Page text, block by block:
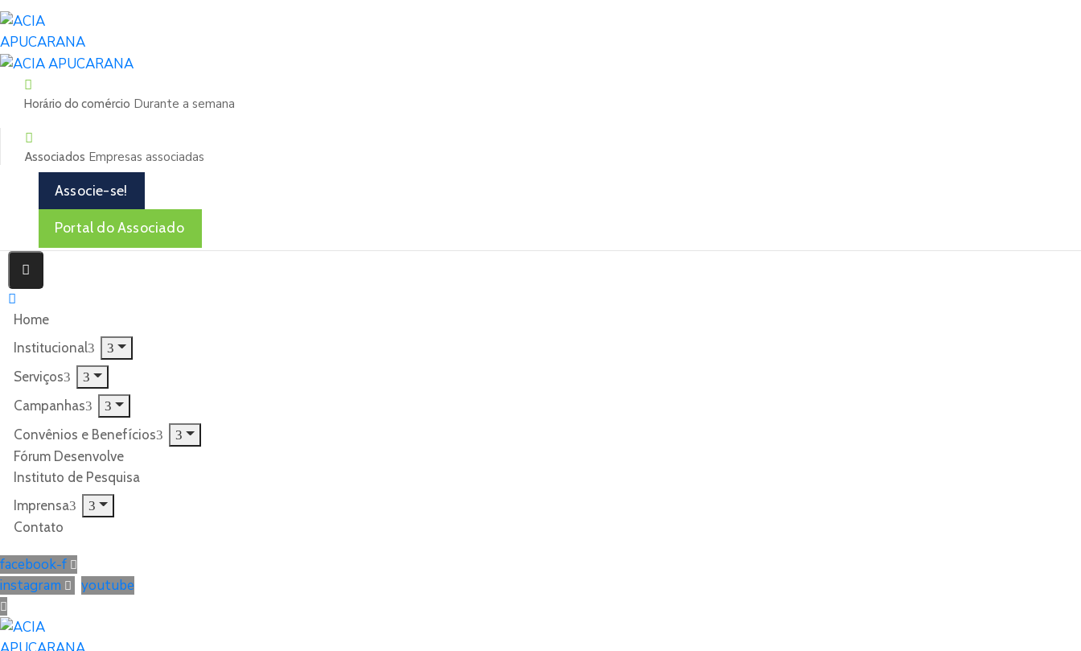
Horário do comércio Durante a semana
Associados Empresas associadas
Associe-se!
Portal do Associado
Home
Institucional
Serviços
Campanhas
Convênios e Benefícios
Fórum Desenvolve
Instituto de Pesquisa
Imprensa
Contato
facebook-f
instagram
youtube